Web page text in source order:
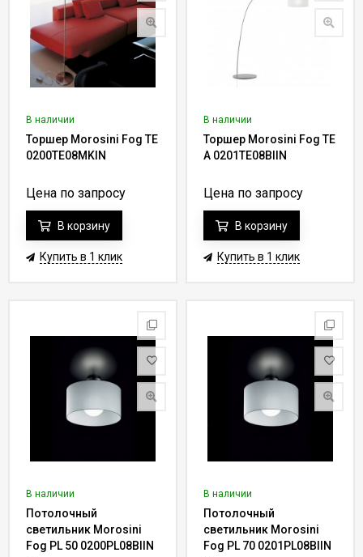
В наличии
Торшер Morosini Fog TE
0200TE08MKIN
Цена по запросу
В корзину
Купить в 1 клик
В наличии
Торшер Morosini Fog TE
A 0201TE08BIIN
Цена по запросу
В корзину
Купить в 1 клик
В наличии
Потолочный
светильник Morosini
Fog PL 50 0200PL08BIIN
В наличии
Потолочный
светильник Morosini
Fog PL 70 0201PL08BIIN